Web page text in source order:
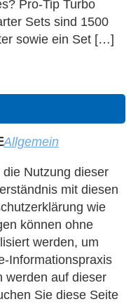
Pro-Tip Turbo
Sets sind 1500
sowie ein Set […]
Allgemein
Nutzung dieser
mit diesen
wie
können ohne
werden, um
Informationspraxis
werden auf dieser
Sie diese Seite